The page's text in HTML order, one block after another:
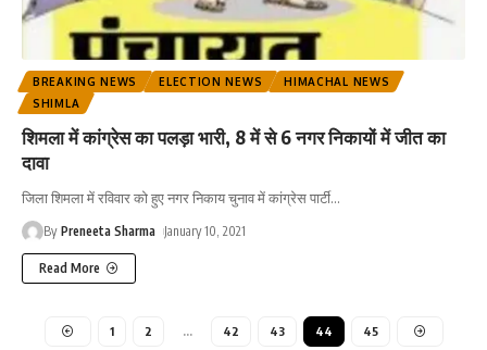
BREAKING NEWS ELECTION NEWS
HIMACHAL NEWS
SHIMLA
शिमला में कांग्रेस का पलड़ा भारी, 8 में से 6 नगर निकायों में जीत का
दावा
जिला शिमला में रविवार को हुए नगर निकाय चुनाव में कांग्रेस पार्टी…
By Preneeta Sharma January 10, 2021
Read More
1 2 … 42 43 44 45